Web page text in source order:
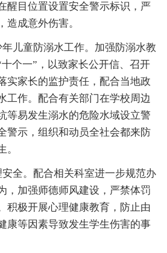
醒目位置设置安全警示标识，严
造成意外伤害。
儿童防溺水工作。加强防溺水教
个一”，以致家长公开信、召开
实家长的监护责任，配合当地政
工作。配合有关部门在学校周边
等易发生溺水的危险水域设立警
警示，组织和动员全社会都来防
。
全。配合相关科室进一步规范办
，加强师德师风建设，严禁体罚
积极开展心理健康教育，防止由
康等因素导致发生学生伤害的事